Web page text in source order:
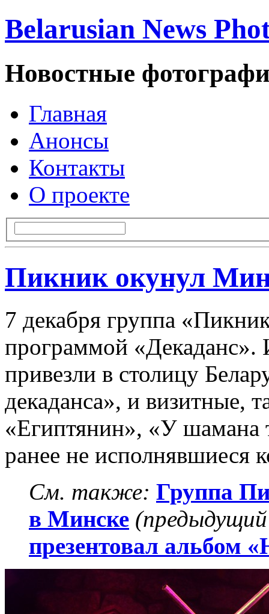
Belarusian News
Новостные
Главная
Анонсы
Контакты
О проекте
Пикник окунул
7 декабря группа
программой
привезли в столицу
декаданса», и визитные,
«Египтянин», «У шамана
ранее не исполнявшиеся
См. также: Группа
в Минске
презентовал альбом